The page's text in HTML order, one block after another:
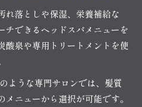
れ落としや保湿、栄養補給な
チできるヘッドスパメニューを
酸泉や専用トリートメントを使
ような専門サロンでは、髪質
ニューから選択が可能です。